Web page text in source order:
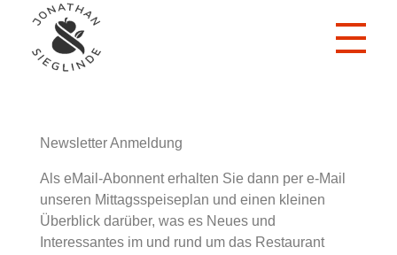
Newsletter Anmeldung
Als eMail-Abonnent erhalten Sie dann per e-Mail
unseren Mittagsspeiseplan und einen kleinen
Überblick darüber, was es Neues und
Interessantes im und rund um das Restaurant